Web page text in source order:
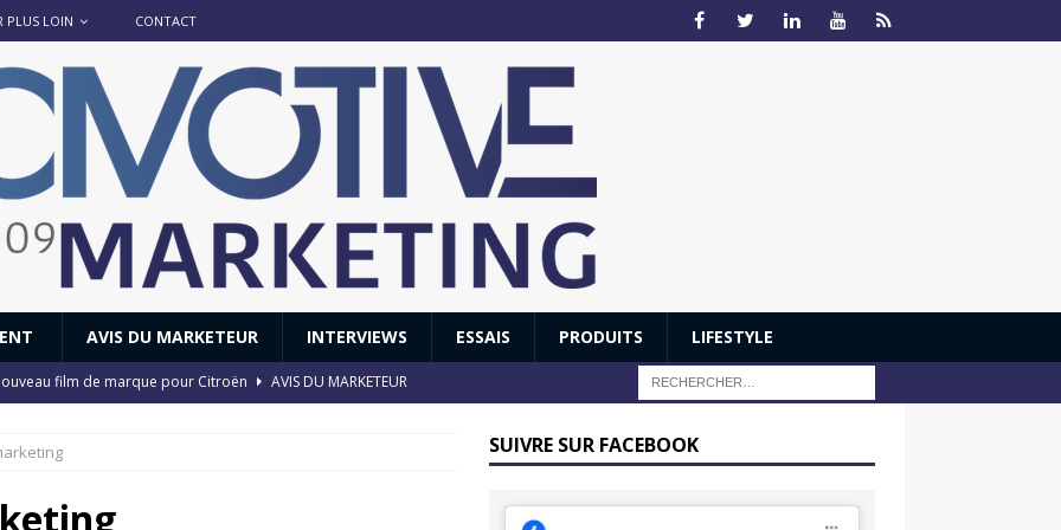
PLUS LOIN CONTACT
AVIS DU MARKETEUR INTERVIEWS ESSAIS PRODUITS LIFESTYLE
film de marque pour Citroën
AVIS DU MARKETEUR
GTi : naissance d’une légende
: Honda dévoile un spot publicitaire… confiné!
SUIVRE SUR FACEBOOK